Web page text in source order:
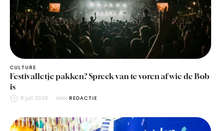
CULTURE
Festivalletje pakken? Spreek van te voren af wie de Bob
is
8 juli 2026 door REDACTIE